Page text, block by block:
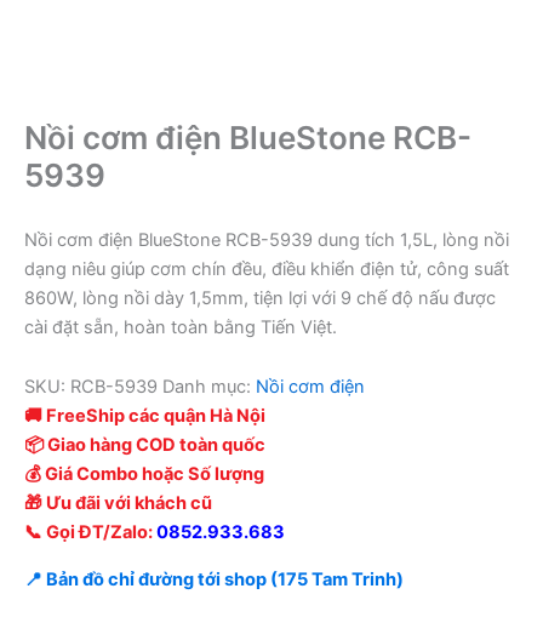
Nồi cơm điện BlueStone RCB-
5939
Nồi cơm điện BlueStone RCB-5939 dung tích 1,5L, lòng nồi
dạng niêu giúp cơm chín đều, điều khiển điện tử, công suất
860W, lòng nồi dày 1,5mm, tiện lợi với 9 chế độ nấu được
cài đặt sẵn, hoàn toàn bằng Tiến Việt.
SKU: RCB-5939 Danh mục: Nồi cơm điện
🚚 FreeShip các quận Hà Nội
📦 Giao hàng COD toàn quốc
💰 Giá Combo hoặc Số lượng
🎁 Ưu đãi với khách cũ
📞 Gọi ĐT/Zalo:0852.933.683
📍 Bản đồ chỉ đường tới shop (175 Tam Trinh)